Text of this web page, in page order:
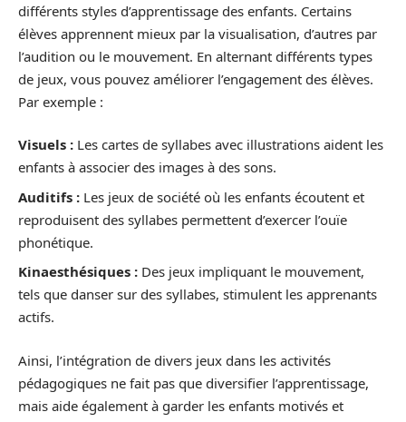
différents styles d’apprentissage des enfants. Certains
élèves apprennent mieux par la visualisation, d’autres par
l’audition ou le mouvement. En alternant différents types
de jeux, vous pouvez améliorer l’engagement des élèves.
Par exemple :
Visuels : Les cartes de syllabes avec illustrations aident les
enfants à associer des images à des sons.
Auditifs : Les jeux de société où les enfants écoutent et
reproduisent des syllabes permettent d’exercer l’ouïe
phonétique.
Kinaesthésiques : Des jeux impliquant le mouvement,
tels que danser sur des syllabes, stimulent les apprenants
actifs.
Ainsi, l’intégration de divers jeux dans les activités
pédagogiques ne fait pas que diversifier l’apprentissage,
mais aide également à garder les enfants motivés et